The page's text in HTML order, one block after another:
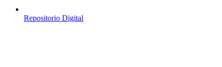
Repositorio Digital